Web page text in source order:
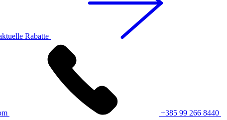
Rabatte
+385 99 266 8440